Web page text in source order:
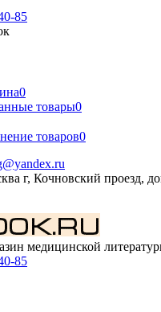
85
0
товары0
товаров0
г, Кочновский проезд,
медицинской
85